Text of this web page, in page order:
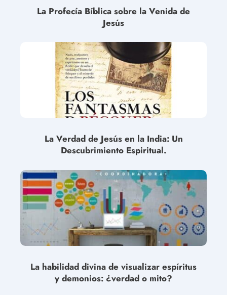
La Profecía Bíblica sobre la Venida de
Jesús
La Verdad de Jesús en la India: Un
Descubrimiento Espiritual.
La habilidad divina de visualizar espíritus
y demonios: ¿verdad o mito?